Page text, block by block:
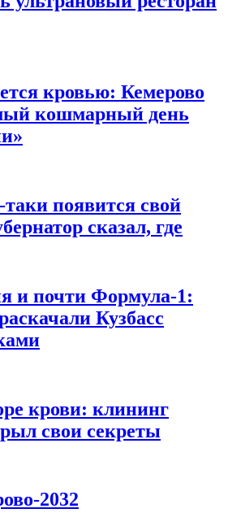
кровью: Кемерово
кошмарный день
таки появится свой
сказал, где
и почти Формула-1:
Кузбасс
крови: клининг
свои секреты
2032